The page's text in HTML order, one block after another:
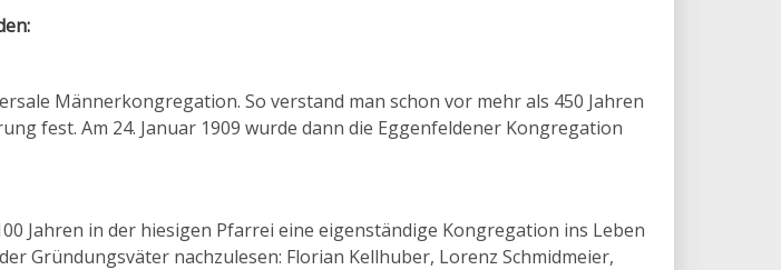
Männerkongregation. So verstand man schon vor mehr als 450 Jahren
fest. Am 24. Januar 1909 wurde dann die Eggenfeldener Kongregation
Jahren in der hiesigen Pfarrei eine eigenständige Kongregation ins Leben
Gründungsväter nachzulesen: Florian Kellhuber, Lorenz Schmidmeier,